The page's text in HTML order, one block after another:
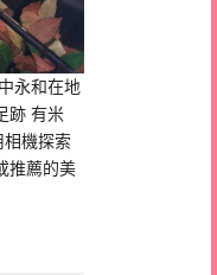
永和在地
跡 有米
相機探索
推薦的美